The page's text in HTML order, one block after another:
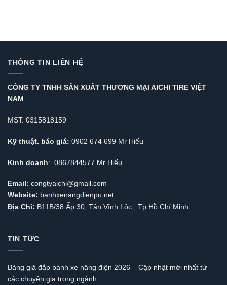
THÔNG TIN LIÊN HỆ
CÔNG TY TNHH SẢN XUẤT THƯƠNG MẠI AICHI TIRE VIỆT
NAM
MST: 0315818159
Kỹ thuật. báo giá: 0902 674 699 Mr Hiếu
Kinh doanh: 0867844577 Mr Hiếu
Email: congtyaichi@gmail.com
Website: banhxenangdienpu.net
Địa Chỉ: B11B/38 Ấp 30, Tân Vĩnh Lộc , Tp.Hồ Chí Minh
TIN TỨC
Bảng giá đắp bánh xe nâng điện 2026 – Cập nhật mới nhất từ
các chuyên gia trong ngành